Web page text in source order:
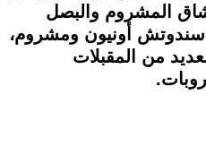
المشروم والبصل
سندوتش أونيون ومشروم،
من المقبلات